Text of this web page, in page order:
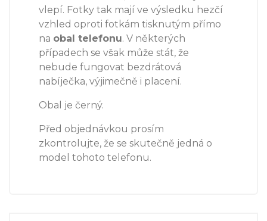
vlepí. Fotky tak mají ve výsledku hezčí
vzhled oproti fotkám tisknutým přímo
na obal telefonu. V některých
případech se však může stát, že
nebude fungovat bezdrátová
nabíječka, výjimečně i placení.
Obal je černý.
Před objednávkou prosím
zkontrolujte, že se skutečně jedná o
model tohoto telefonu.